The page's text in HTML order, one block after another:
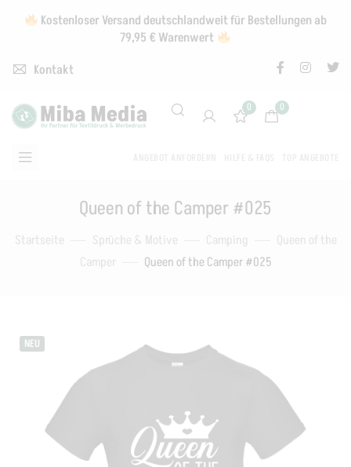
Kontakt
Kostenloser Versand deutschlandweit für Bestellungen ab
79,95 € Warenwert
0 0
Queen of the Camper #025
Startseite Sprüche & Motive Camping
Queen of the
Camper
Queen of the Camper #025
NEU